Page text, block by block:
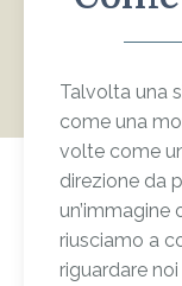
Talvolta una
come una
volte come
direzione da
riusciamo a
riguardare